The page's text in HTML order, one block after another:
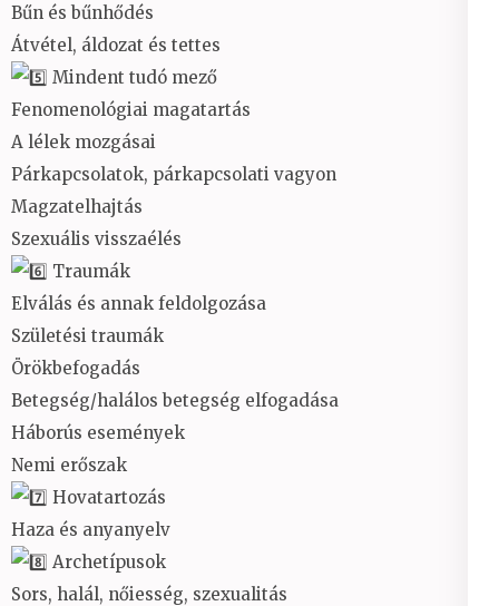
Bűn és bűnhődés
Átvétel, áldozat és tettes
Mindent tudó mező
Fenomenológiai magatartás
A lélek mozgásai
Párkapcsolatok, párkapcsolati vagyon
Magzatelhajtás
Szexuális visszaélés
Traumák
Elválás és annak feldolgozása
Születési traumák
Örökbefogadás
Betegség/halálos betegség elfogadása
Háborús események
Nemi erőszak
Hovatartozás
Haza és anyanyelv
Archetípusok
Sors, halál, nőiesség, szexualitás